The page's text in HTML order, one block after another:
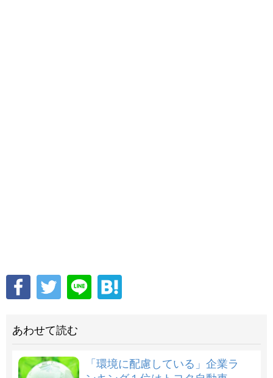
あわせて読む
「環境に配慮している」企業ラ